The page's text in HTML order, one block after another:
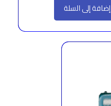
إضافة إلى السلة